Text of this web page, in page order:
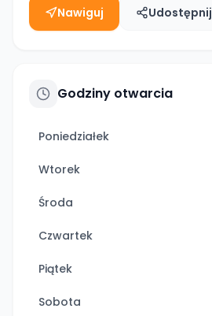
Nawiguj Udostępnij
Godziny otwarcia
Poniedziałek
Wtorek
Środa
Czwartek
Piątek
Sobota